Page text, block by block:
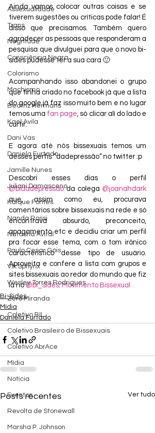
Assexualidade
Trans
Negritude
Consciência Negra
Colorismo
Machismo
Beatriz Hermans
Kael Avila
Dani Vas
Daniela Furtado
Jamille Nunes
Juliani Damasceno
Kaique Fontes
Nanda Rossi
Natasha Avital
Paulo Cesar Góis
Vik Sphynx
Wesley Torres Rodrigues
Zero Miranda
Coletivo BIL
Coletivo Brasileiro de Bissexuais
Coletivo AbrAce
Mídia
Notícia
Eventos
Revolta de Stonewall
Marsha P. Johnson
Ainda vamos colocar outras coisas e se
tiverem sugestões ou críticas pode falar! É
disso que precisamos. Também quero
agradecer as pessoas que responderam a
pesquisa que divulguei para que o novo bi-
sides pudesse ter a sua cara 🙂
Acompanhando isso abandonei o grupo
que tinha criado no facebook já que a lista
do google já faz isso muito bem e no lugar
temos uma fan page, só clicar alí do lado e
curtir.
E agora até nós bissexuais temos um
desses perfis “dadepressão” no twitter :p
@bidadepressao da colega @joanahdark
que, assim como eu, procurava
comentários sobre bissexuais na rede e só
encontrava absurdo, preconceito,
apagamento etc e decidiu criar um perfil
pra focar esse tema, com o tom irônico
característico desse tipo de usuário.
Aproveita e confere a lista com grupos e
sites bissexuais ao redor do mundo que fiz
lá no @bi_sides: Movimento Bissexual
Bi-Sides
Mídia
Daniela Furtado
Posts recentes Ver tudo